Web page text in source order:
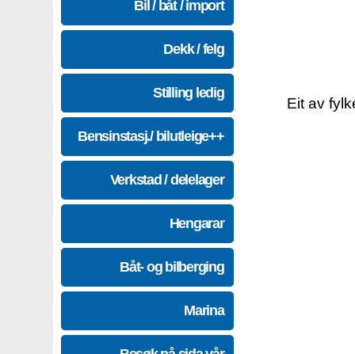
Bil / båt / import
Dekk / felg
Stilling ledig
Bensinstasj./ bilutleige++
Verkstad / delelager
Hengarar
Båt- og bilberging
Marina
Eit av